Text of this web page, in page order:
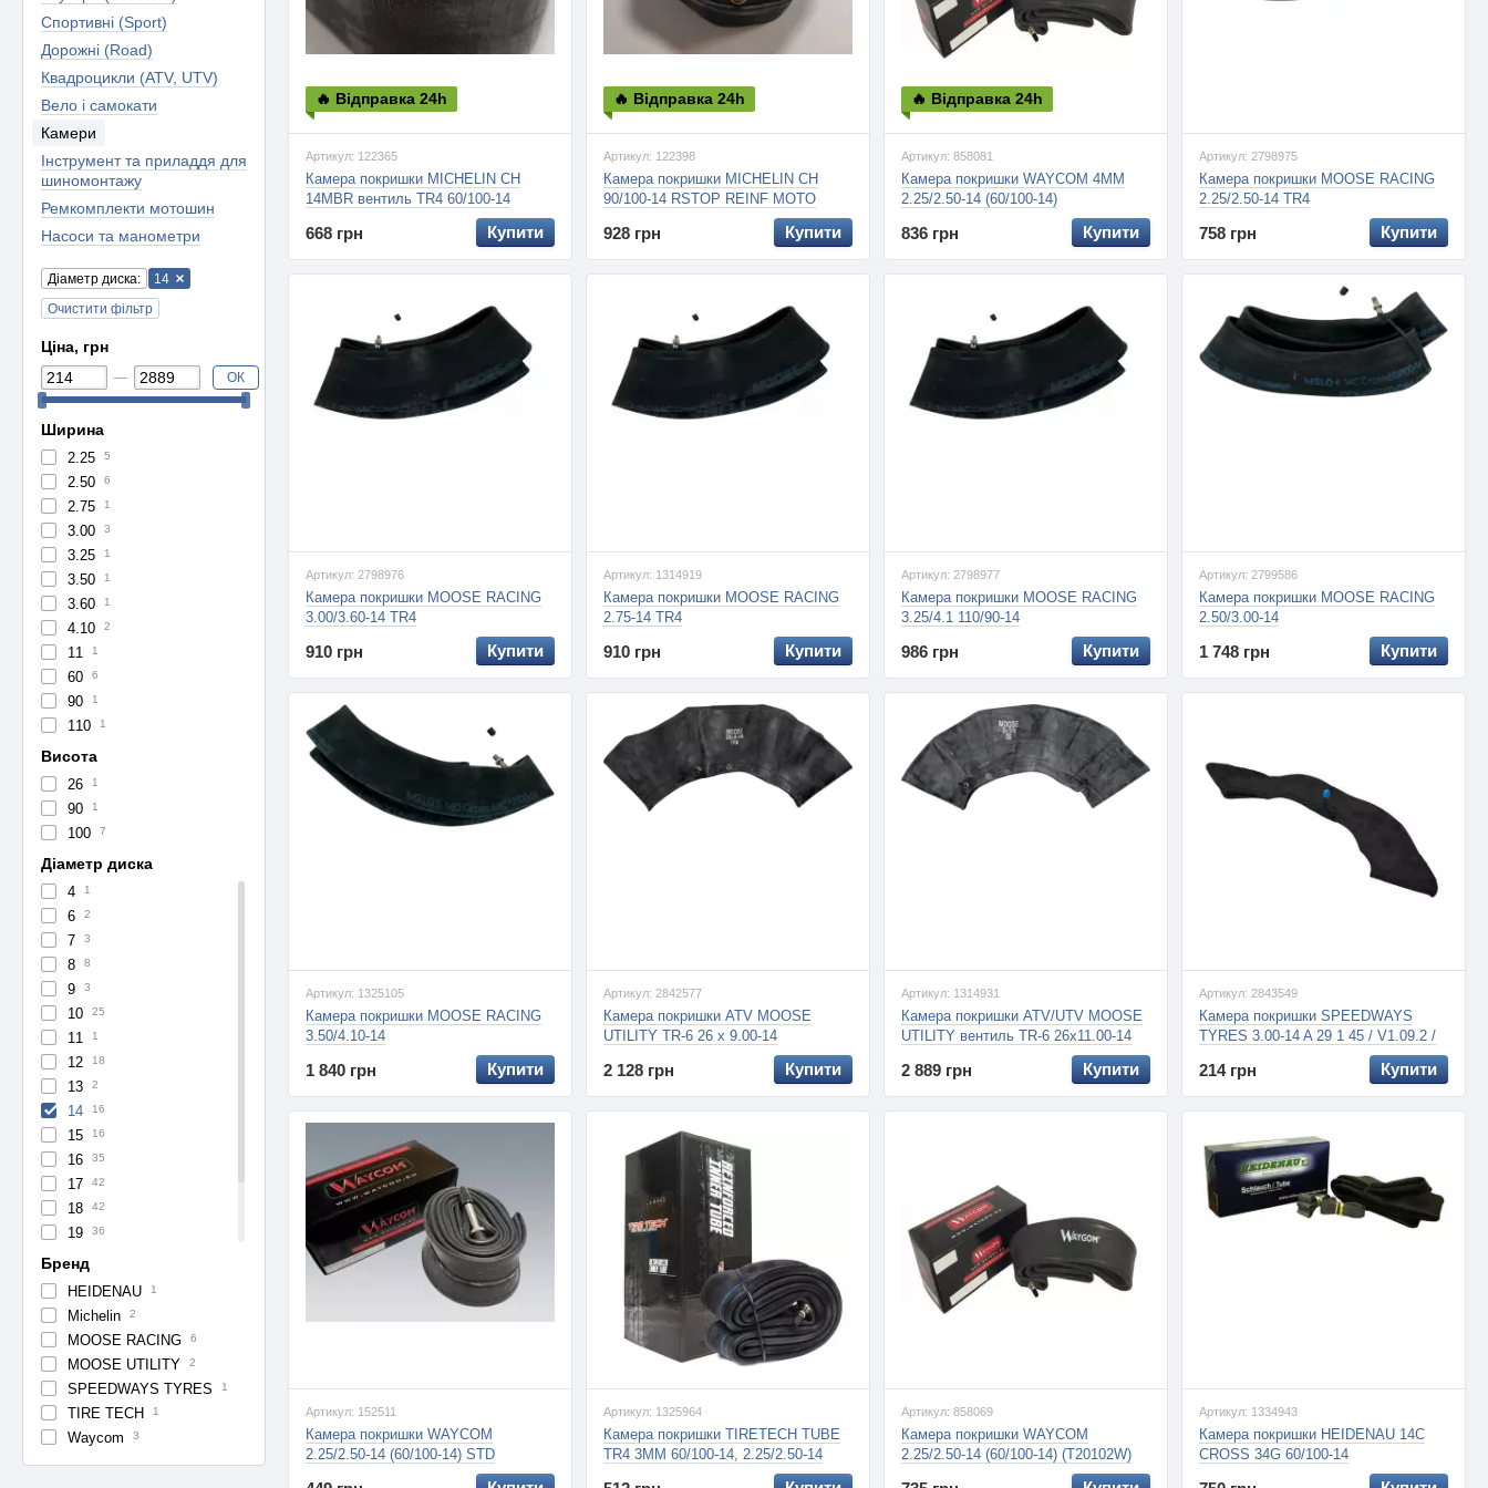
🔥 Відправка 24h
Артикул: 122365
Камера покришки MICHELIN CH
14MBR вентиль TR4 60/100-14
668 грн Купити
🔥 Відправка 24h
Артикул: 122398
Камера покришки MICHELIN CH
90/100-14 RSTOP REINF MOTO
928 грн Купити
🔥 Відправка 24h
Артикул: 858081
Камера покришки WAYCOM 4MM
2.25/2.50-14 (60/100-14)
836 грн Купити
Артикул: 2798975
Камера покришки MOOSE RACING
2.25/2.50-14 TR4
758 грн Купити
Артикул: 2798976
Камера покришки MOOSE RACING
3.00/3.60-14 TR4
910 грн Купити
Артикул: 1314919
Камера покришки MOOSE RACING
2.75-14 TR4
910 грн Купити
Артикул: 2798977
Камера покришки MOOSE RACING
3.25/4.1 110/90-14
986 грн Купити
Артикул: 2799586
Камера покришки MOOSE RACING
2.50/3.00-14
1 748 грн Купити
Артикул: 1325105
Камера покришки MOOSE RACING
3.50/4.10-14
1 840 грн Купити
Артикул: 2842577
Камера покришки ATV MOOSE
UTILITY TR-6 26 х 9.00-14
2 128 грн Купити
Артикул: 1314931
Камера покришки ATV/UTV MOOSE
UTILITY вентиль TR-6 26х11.00-14
2 889 грн Купити
Артикул: 2843549
Камера покришки SPEEDWAYS
TYRES 3.00-14 A 29 1 45 / V1.09.2 /
214 грн Купити
Артикул: 152511
Камера покришки WAYCOM
2.25/2.50-14 (60/100-14) STD
Артикул: 1325964
Камера покришки TIRETECH TUBE
TR4 3MM 60/100-14, 2.25/2.50-14
Артикул: 858069
Камера покришки WAYCOM
2.25/2.50-14 (60/100-14) (T20102W)
Артикул: 1334943
Камера покришки HEIDENAU 14C
CROSS 34G 60/100-14
Спортивні (Sport)
Дорожні (Road)
Квадроцикли (ATV, UTV)
Вело і самокати
Камери
Інструмент та приладдя для
шиномонтажу
Ремкомплекти мотошин
Насоси та манометри
Діаметр диска:
14
Очистити фільтр
Ціна, грн
ОК
Ширина
2.25 5
2.50 6
2.75 1
3.00 3
3.25 1
3.50 1
3.60 1
4.10 2
11 1
60 6
90 1
110 1
Висота
26 1
90 1
100 7
Діаметр диска
4 1
6 2
7 3
8 8
9 3
10 25
11 1
12 18
13 2
14 16
15 16
16 35
17 42
18 42
19 36
20
21
26
Бренд
HEIDENAU 1
Michelin 2
MOOSE RACING 6
MOOSE UTILITY 2
SPEEDWAYS TYRES 1
TIRE TECH 1
Waycom 3